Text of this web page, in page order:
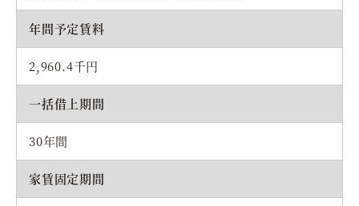
年間予定賃料
2,960.4千円
一括借上期間
30年間
家賃固定期間